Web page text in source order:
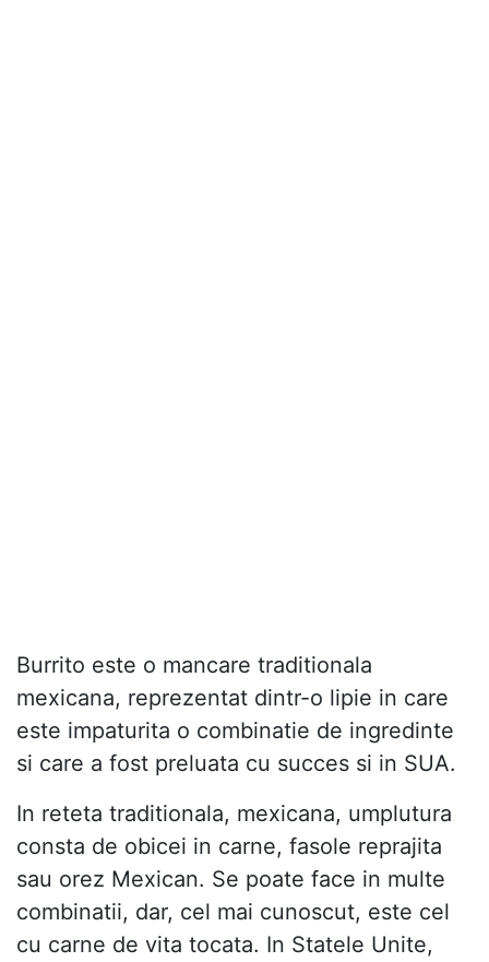
Burrito este o mancare traditionala
mexicana, reprezentat dintr-o lipie in care
este impaturita o combinatie de ingredinte
si care a fost preluata cu succes si in SUA.
In reteta traditionala, mexicana, umplutura
consta de obicei in carne, fasole reprajita
sau orez Mexican. Se poate face in multe
combinatii, dar, cel mai cunoscut, este cel
cu carne de vita tocata. In Statele Unite,